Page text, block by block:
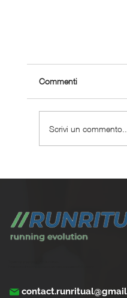
Commenti
Scrivi un commento...